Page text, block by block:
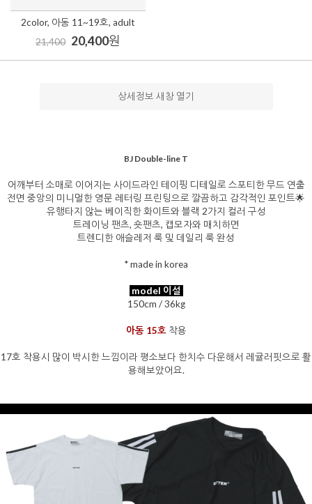
통해
2color, 아동 11~19호, adult
21,400 20,400원
상세정보 새창 열기
BJ Double-line T
어깨부터 소매로 이어지는 사이드라인 테이핑 디테일로 스포티한 무드 연출
전면 중앙의 미니멀한 영문 레터링 프린팅으로 깔끔하고 감각적인 포인트🌟
유행타지 않는 베이직한 화이트와 블랙 2가지 컬러 구성
트레이닝 팬츠, 숏팬츠, 캡모자와 매치하면
트렌디한 애슬레저 룩 및 데일리 룩 완성
* made in korea
model 이설
150cm / 36kg
아동 15호착용
17호 착용시 많이 박시한 느낌이라 평소보다 한치수 다운해서 레귤러핏으로 활
용해보았어요.